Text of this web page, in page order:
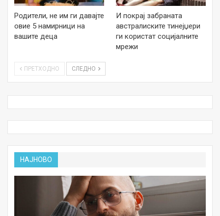
Родители, не им ги давајте
овие 5 намирници на
вашите деца
И покрај забраната
австралиските тинејџери
ги користат социјалните
мрежи
ПРЕТХОДНО СЛЕДНО
НАЈНОВО